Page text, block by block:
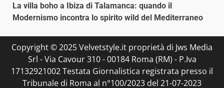
La villa boho a Ibiza di Talamanca: quando il
Modernismo incontra lo spirito wild del Mediterraneo
Copyright © 2025 Velvetstyle.it proprietà di Jws Media
Srl - Via Cavour 310 - 00184 Roma (RM) - P.Iva
17132921002 Testata Giornalistica registrata presso il
Tribunale di Roma al n°100/2023 del 21-07-2023